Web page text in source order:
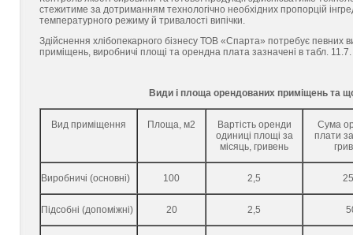
стежитиме за дотриманням технологічно необхідних пропорцій
температурного режиму й тривалості випічки.
Здійснення хлібопекарного бізнесу ТОВ «Спарта» потребує
приміщень, виробничі площі та орендна плата зазначені в табл. 11.7.
Види і площа орендованих приміщень та
Вид приміщення Площа, м2
Вартість оренди
одиниці площі за
місяць, гривень
Сума
плати
Виробничі (основні) 100 2,5
Підсобні (допоміжні) 20 2,5